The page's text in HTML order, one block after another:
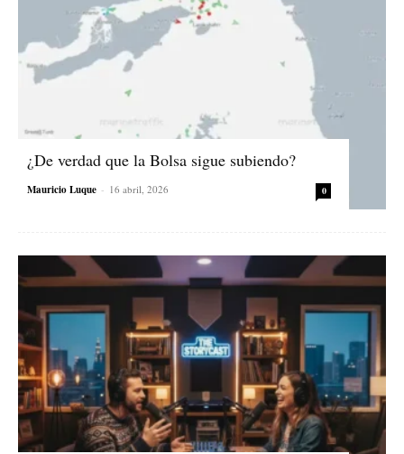
¿De verdad que la Bolsa sigue subiendo?
Mauricio Luque - 16 abril, 2026 0